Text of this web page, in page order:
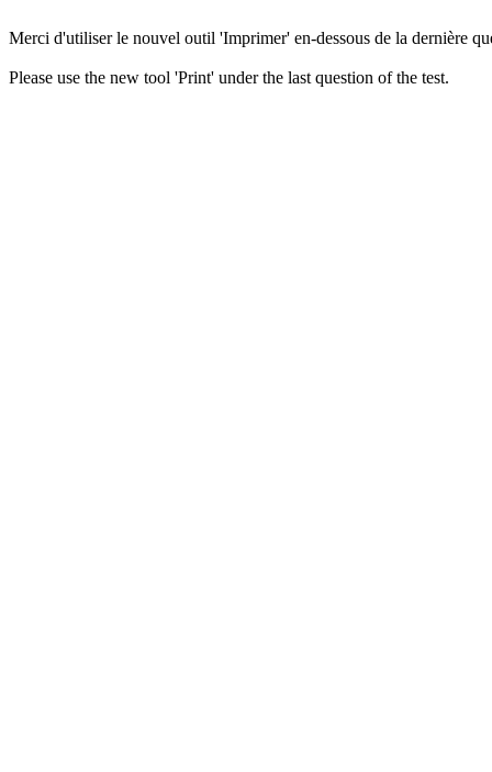
Merci d'utiliser le nouvel outil 'Imprimer' en-dessous de la dernière
Please use the new tool 'Print' under the last question of the test.